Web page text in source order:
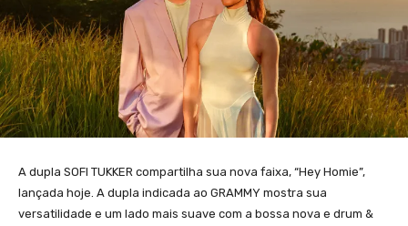
A dupla SOFI TUKKER compartilha sua nova faixa, “Hey Homie”,
lançada hoje. A dupla indicada ao GRAMMY mostra sua
versatilidade e um lado mais suave com a bossa nova e drum &